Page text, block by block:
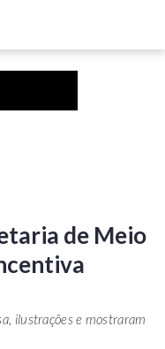
de Meio
ilustrações e mostraram